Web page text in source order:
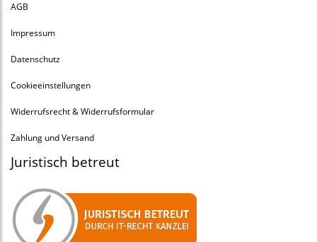
AGB
Impressum
Datenschutz
Cookieeinstellungen
Widerrufsrecht & Widerrufsformular
Zahlung und Versand
Juristisch betreut